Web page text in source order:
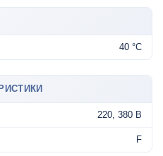
40 °C
220, 380 В
F